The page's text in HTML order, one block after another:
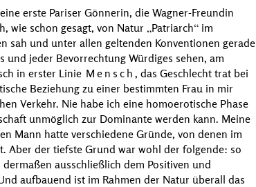
erste Pariser Gönnerin, die Wagner-Freundin
wie schon gesagt, von Natur Patriarch
im
sah und unter allen geltenden Konventionen gerade
jeder Bevorrechtung Würdiges sehen, am
in erster Linie Mensch , das Geschlecht trat bei
Beziehung zu einer bestimmten Frau in mir
Verkehr. Nie habe ich eine homoerotische Phase
unmöglich zur Dominante werden kann. Meine
Mann hatte verschiedene Gründe, von denen im
Aber der tiefste Grund war wohl der folgende: so
dermaßen ausschließlich dem Positiven und
aufbauend ist im Rahmen der Natur überall das